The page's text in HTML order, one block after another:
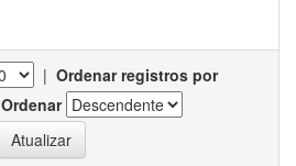
| Ordenar registros por
Ordenar